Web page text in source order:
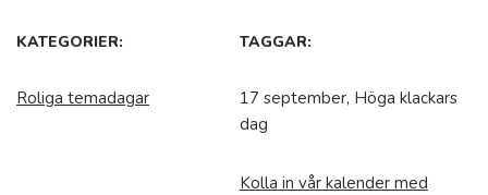
KATEGORIER:
Roliga temadagar
TAGGAR:
17 september, Höga klackars
dag
Kolla in vår kalender med